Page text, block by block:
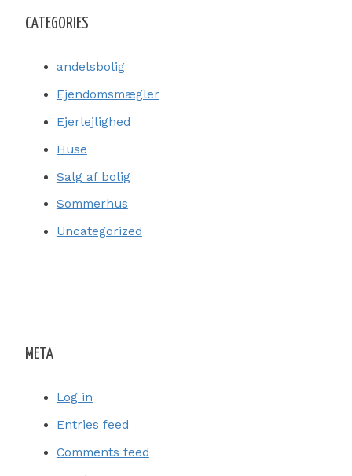
CATEGORIES
andelsbolig
Ejendomsmægler
Ejerlejlighed
Huse
Salg af bolig
Sommerhus
Uncategorized
META
Log in
Entries feed
Comments feed